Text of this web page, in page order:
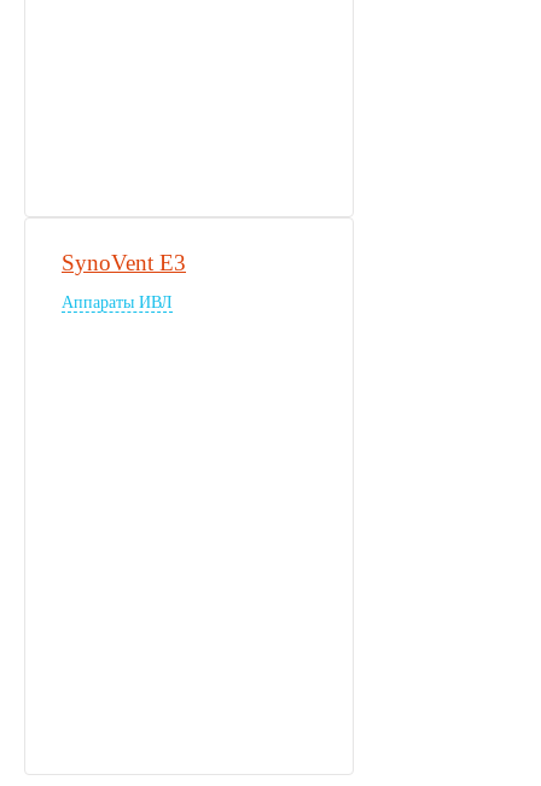
SynoVent E3
Аппараты ИВЛ